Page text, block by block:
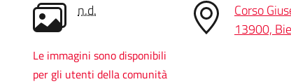
n.d.
Le immagini sono disponibili
per gli utenti della comunità
Corso
13900,